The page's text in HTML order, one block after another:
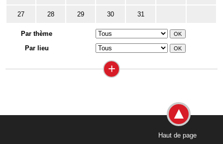
27 28 29 30 31
Par thème
Par lieu
+
Haut de page